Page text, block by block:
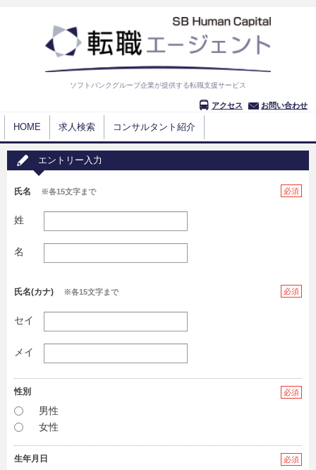
ソフトバンクグループ企業が提供する転職支援サービス
アクセス お問い合わせ
HOME 求人検索 コンサルタント紹介
エントリー入力
氏名 ※各15文字まで 必須
姓
名
氏名(カナ) ※各15文字まで 必須
セイ
メイ
性別 必須
男性
女性
生年月日 必須